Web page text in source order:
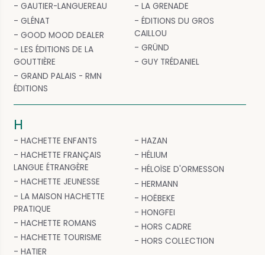
GAUTIER-LANGUEREAU
GLÉNAT
GOOD MOOD DEALER
LES ÉDITIONS DE LA
GOUTTIÈRE
GRAND PALAIS - RMN
ÉDITIONS
LA GRENADE
ÉDITIONS DU GROS
CAILLOU
GRÜND
GUY TRÉDANIEL
H
HACHETTE ENFANTS
HACHETTE FRANÇAIS
LANGUE ÉTRANGÈRE
HACHETTE JEUNESSE
LA MAISON HACHETTE
PRATIQUE
HACHETTE ROMANS
HACHETTE TOURISME
HATIER
HAZAN
HÉLIUM
HÉLOÏSE D'ORMESSON
HERMANN
HOËBEKE
HONGFEI
HORS CADRE
HORS COLLECTION